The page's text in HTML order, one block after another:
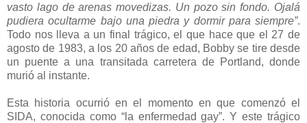
vasto lago de arenas movedizas. Un pozo sin fondo. Ojalá
pudiera ocultarme bajo una piedra y dormir para siempre”.
Todo nos lleva a un final trágico, el que hace que el 27 de
agosto de 1983, a los 20 años de edad, Bobby se tire desde
un puente a una transitada carretera de Portland, donde
murió al instante.
Esta historia ocurrió en el momento en que comenzó el
SIDA, conocida como “la enfermedad gay”. Y este trágico